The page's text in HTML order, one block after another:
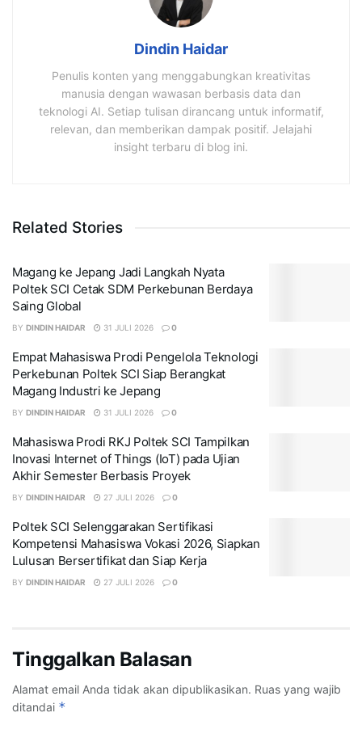
Dindin Haidar
Penulis konten yang menggabungkan kreativitas
manusia dengan wawasan berbasis data dan
teknologi AI. Setiap tulisan dirancang untuk informatif,
relevan, dan memberikan dampak positif. Jelajahi
insight terbaru di blog ini.
Related Stories
Magang ke Jepang Jadi Langkah Nyata
Poltek SCI Cetak SDM Perkebunan Berdaya
Saing Global
BY DINDIN HAIDAR 31 JULI 2026 0
Empat Mahasiswa Prodi Pengelola Teknologi
Perkebunan Poltek SCI Siap Berangkat
Magang Industri ke Jepang
BY DINDIN HAIDAR 31 JULI 2026 0
Mahasiswa Prodi RKJ Poltek SCI Tampilkan
Inovasi Internet of Things (IoT) pada Ujian
Akhir Semester Berbasis Proyek
BY DINDIN HAIDAR 27 JULI 2026 0
Poltek SCI Selenggarakan Sertifikasi
Kompetensi Mahasiswa Vokasi 2026, Siapkan
Lulusan Bersertifikat dan Siap Kerja
BY DINDIN HAIDAR 27 JULI 2026 0
Tinggalkan Balasan
Alamat email Anda tidak akan dipublikasikan. Ruas yang wajib
ditandai *